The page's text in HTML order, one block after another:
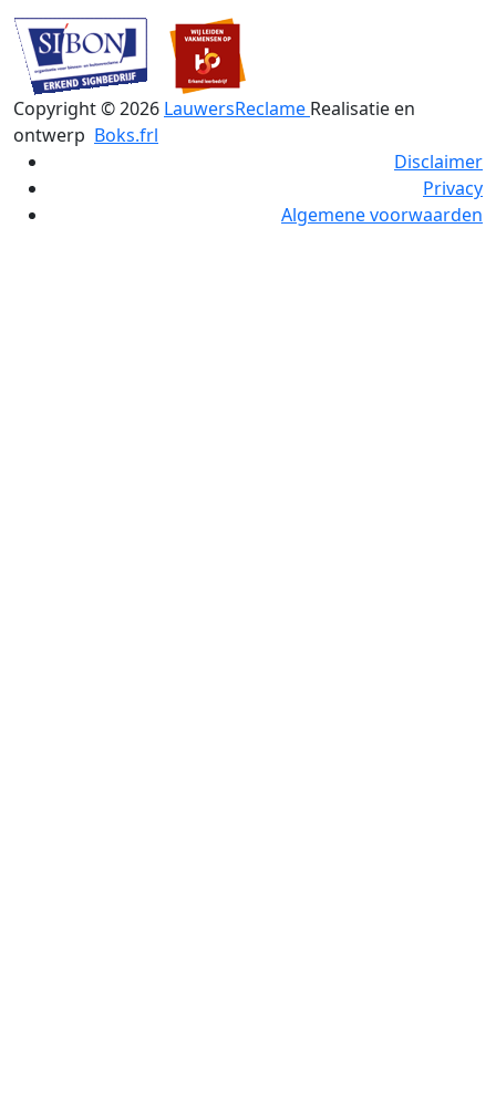
Copyright ©2026 LauwersReclame Realisatie en
ontwerp Boks.frl
Disclaimer
Privacy
Algemene voorwaarden